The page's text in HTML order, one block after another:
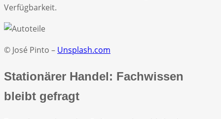
Verfügbarkeit.
© José Pinto – Unsplash.com
Stationärer Handel: Fachwissen
bleibt gefragt